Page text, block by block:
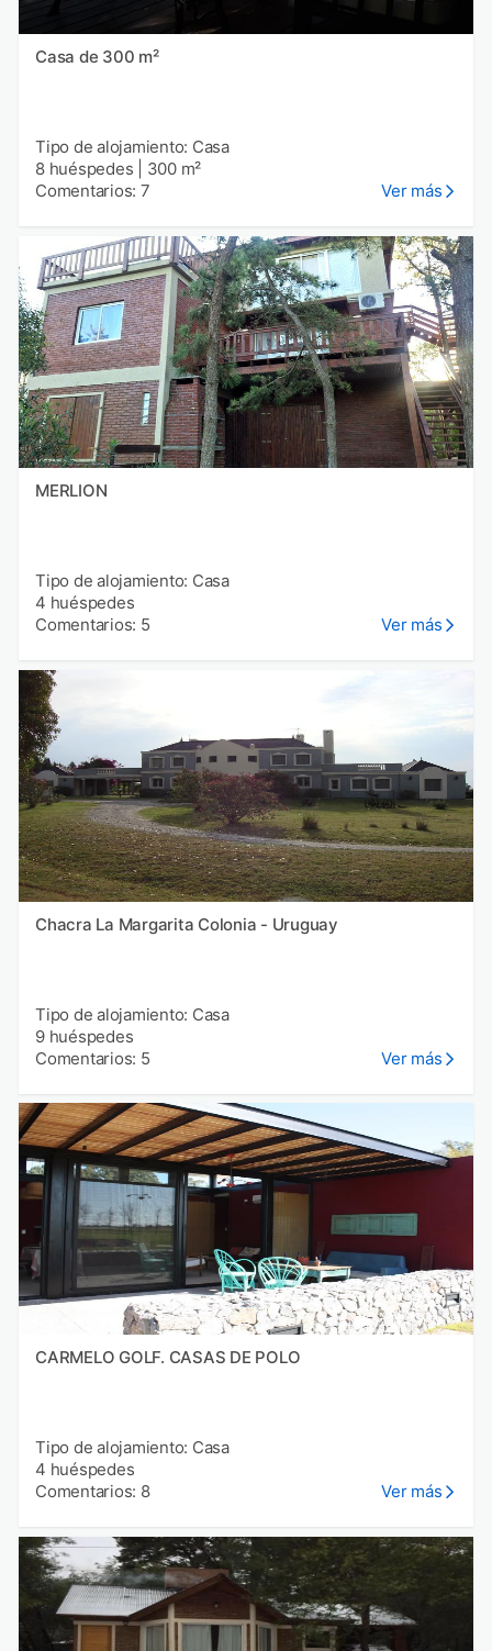
Casa de 300 m²
Tipo de alojamiento: Casa
8 huéspedes
300 m²
Comentarios: 7
Ver más
MERLION
Tipo de alojamiento: Casa
4 huéspedes
Comentarios: 5
Ver más
Chacra La Margarita Colonia - Uruguay
Tipo de alojamiento: Casa
9 huéspedes
Comentarios: 5
Ver más
CARMELO GOLF. CASAS DE POLO
Tipo de alojamiento: Casa
4 huéspedes
Comentarios: 8
Ver más